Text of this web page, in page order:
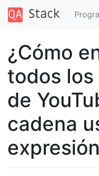
¿Cómo
todos los
de
cadena